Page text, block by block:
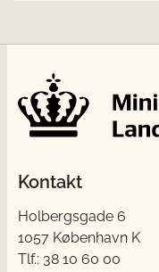
Kontakt
Holbergsgade 6
1057 København K
Tlf.: 38 10 60 00